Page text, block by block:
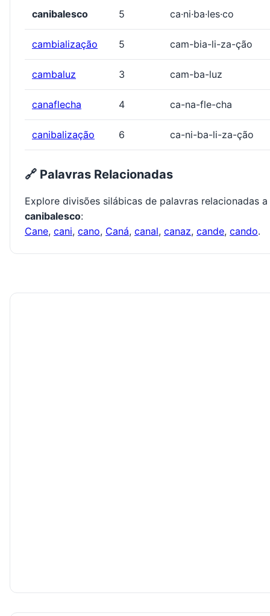
canibalesco 5 ca·ni·ba·les·co
cambialização 5 cam-bia-li-za-ção
cambaluz 3 cam-ba-luz
canaflecha 4 ca-na-fle-cha
canibalização 6 ca-ni-ba-li-za-ção
🔗 Palavras Relacionadas
Explore divisões silábicas de palavras relacionadas a
canibalesco:
Cane, cani, cano, Caná, canal, canaz, cande, cando.